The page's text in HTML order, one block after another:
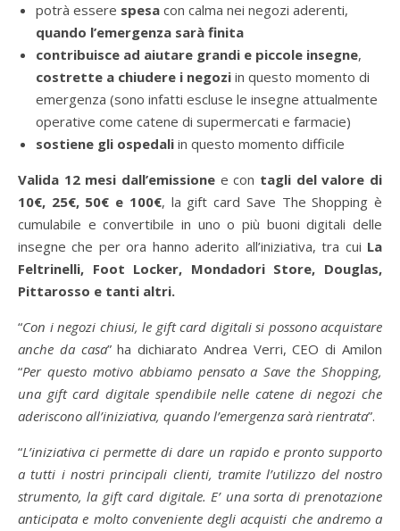
potrà essere spesa con calma nei negozi aderenti,
quando l’emergenza sarà finita
contribuisce ad aiutare grandi e piccole insegne,
costrette a chiudere i negozi in questo momento di
emergenza (sono infatti escluse le insegne attualmente
operative come catene di supermercati e farmacie)
sostiene gli ospedali in questo momento difficile
Valida 12 mesi dall’emissione e con tagli del valore di
10€, 25€, 50€ e 100€, la gift card Save The Shopping è
cumulabile e convertibile in uno o più buoni digitali delle
insegne che per ora hanno aderito all’iniziativa, tra cui La
Feltrinelli, Foot Locker, Mondadori Store, Douglas,
Pittarosso e tanti altri.
“Con i negozi chiusi, le gift card digitali si possono acquistare
anche da casa” ha dichiarato Andrea Verri, CEO di Amilon
“Per questo motivo abbiamo pensato a Save the Shopping,
una gift card digitale spendibile nelle catene di negozi che
aderiscono all’iniziativa, quando l’emergenza sarà rientrata”.
“L’iniziativa ci permette di dare un rapido e pronto supporto
a tutti i nostri principali clienti, tramite l’utilizzo del nostro
strumento, la gift card digitale. E’ una sorta di prenotazione
anticipata e molto conveniente degli acquisti che andremo a